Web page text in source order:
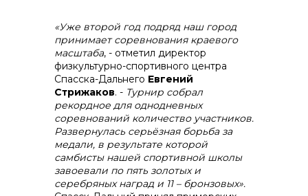
+7 (423) 234 50 50
info@vostokcement.ru
«Уже второй год подряд наш город
принимает соревнования краевого
масштаба, - отметил директор
физкультурно-спортивного центра
Спасска-Дальнего Евгений
Стрижаков. - Турнир собрал
рекордное для однодневных
соревнований количество участников.
Развернулась серьёзная борьба за
медали, в результате которой
самбисты нашей спортивной школы
завоевали по пять золотых и
серебряных наград и 11 – бронзовых».